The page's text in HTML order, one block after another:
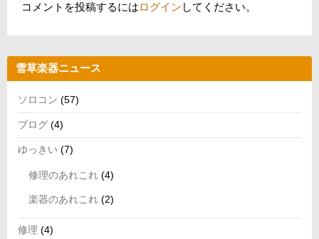
コメントを投稿するにはログイン してください。
雪草楽器ニュース
ソロコン (57)
ブログ (4)
ゆっきい (7)
修理のあれこれ (4)
楽器のあれこれ (2)
修理 (4)